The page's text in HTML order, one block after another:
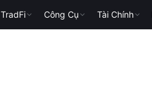
TradFi Công Cụ Tài Chính